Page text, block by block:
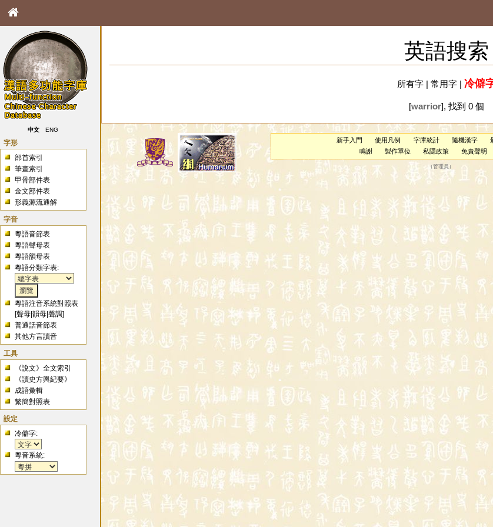
中文 ENG
字形
部首索引
筆畫索引
甲骨部件表
金文部件表
形義源流通解
字音
粵語音節表
粵語聲母表
粵語韻母表
粵語分類字表:
粵語注音系統對照表
[聲母 |韻母 |聲調]
普通話音節表
其他方言讀音
工具
《說文》全文索引
《讀史方輿紀要》
成語彙輯
繁簡對照表
設定
冷僻字:
粵音系統:
英語搜索
所有字| 常用字| 冷僻
[warrior], 找到 0 個
新手入門 使用凡例 字庫統計 隨機漢字
鳴謝
製作單位 私隱政策 免責聲明
（管理員 ）